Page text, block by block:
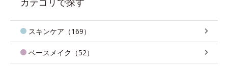
スキンケア（169）
ベースメイク（52）